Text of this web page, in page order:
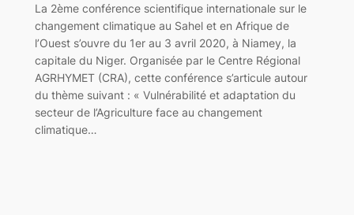
La 2ème conférence scientifique internationale sur le
changement climatique au Sahel et en Afrique de
l’Ouest s’ouvre du 1er au 3 avril 2020, à Niamey, la
capitale du Niger. Organisée par le Centre Régional
AGRHYMET (CRA), cette conférence s’articule autour
du thème suivant : « Vulnérabilité et adaptation du
secteur de l’Agriculture face au changement
climatique…